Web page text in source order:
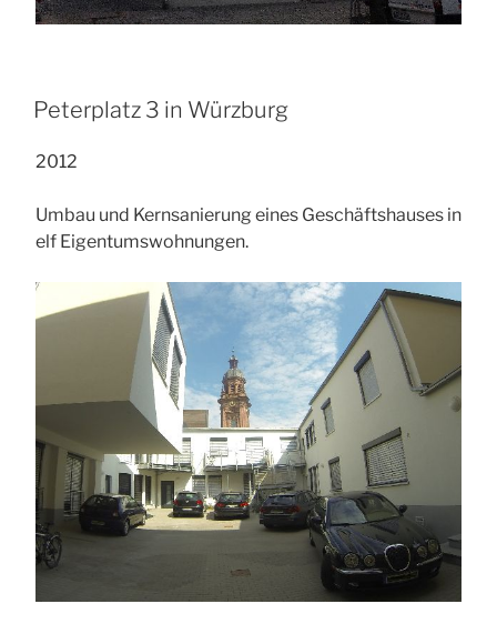
Peterplatz 3 in Würzburg
2012
Umbau und Kernsanierung eines Geschäftshauses in
elf Eigentumswohnungen.